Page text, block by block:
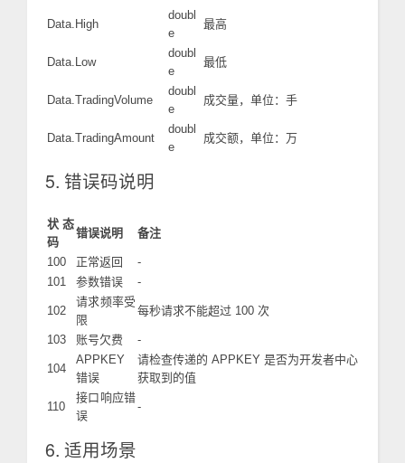
Data.High
doubl
e
最高
Data.Low
doubl
e
最低
Data.TradingVolume
doubl
e
成交量，单位：手
Data.TradingAmount
doubl
e
成交额，单位：万
5. 错误码说明
状态
码
错误说明 备注
100 正常返回
-
101
参数错误 -
102
请求频率受
限
每秒请求不能超过 100 次
103 账号欠费 -
104
APPKEY
错误
请检查传递的 APPKEY 是否为开发者中心
获取到的值
110
接口响应错
误
-
6. 适用场景